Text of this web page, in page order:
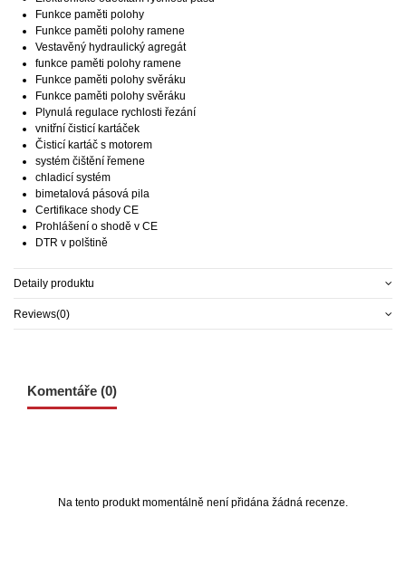
Funkce paměti polohy
Funkce paměti polohy ramene
Vestavěný hydraulický agregát
funkce paměti polohy ramene
Funkce paměti polohy svěráku
Funkce paměti polohy svěráku
Plynulá regulace rychlosti řezání
vnitřní čisticí kartáček
Čisticí kartáč s motorem
systém čištění řemene
chladicí systém
bimetalová pásová pila
Certifikace shody CE
Prohlášení o shodě v CE
DTR v polštině
Detaily produktu
Reviews(0)
Komentáře (0)
Na tento produkt momentálně není přidána žádná recenze.